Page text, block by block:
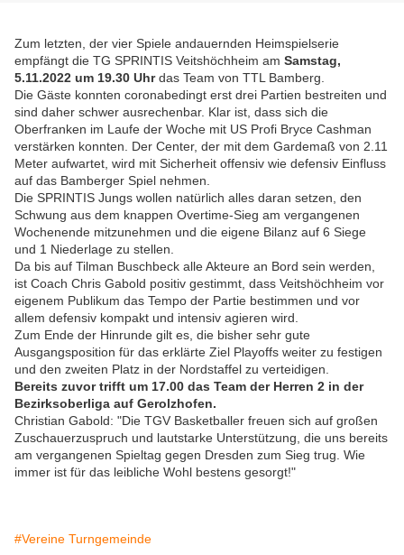
Zum letzten, der vier Spiele andauernden Heimspielserie
empfängt die TG SPRINTIS Veitshöchheim am Samstag,
5.11.2022 um 19.30 Uhrdas Team von TTL Bamberg.
Die Gäste konnten coronabedingt erst drei Partien bestreiten und
sind daher schwer ausrechenbar. Klar ist, dass sich die
Oberfranken im Laufe der Woche mit US Profi Bryce Cashman
verstärken konnten. Der Center, der mit dem Gardemaß von 2.11
Meter aufwartet, wird mit Sicherheit offensiv wie defensiv Einfluss
auf das Bamberger Spiel nehmen.
Die SPRINTIS Jungs wollen natürlich alles daran setzen, den
Schwung aus dem knappen Overtime-Sieg am vergangenen
Wochenende mitzunehmen und die eigene Bilanz auf 6 Siege
und 1 Niederlage zu stellen.
Da bis auf Tilman Buschbeck alle Akteure an Bord sein werden,
ist Coach Chris Gabold positiv gestimmt, dass Veitshöchheim vor
eigenem Publikum das Tempo der Partie bestimmen und vor
allem defensiv kompakt und intensiv agieren wird.
Zum Ende der Hinrunde gilt es, die bisher sehr gute
Ausgangsposition für das erklärte Ziel Playoffs weiter zu festigen
und den zweiten Platz in der Nordstaffel zu verteidigen.
Bereits zuvor trifft um 17.00 das Team der Herren 2 in der
Bezirksoberliga auf Gerolzhofen.
Christian Gabold: "Die TGV Basketballer freuen sich auf großen
Zuschauerzuspruch und lautstarke Unterstützung, die uns bereits
am vergangenen Spieltag gegen Dresden zum Sieg trug. Wie
immer ist für das leibliche Wohl bestens gesorgt!"
#Vereine Turngemeinde